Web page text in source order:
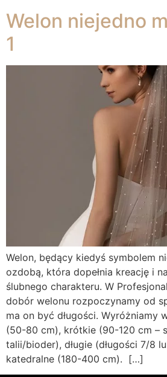
Welon niejedno
1
Welon, będący kiedyś symbolem
ozdobą, która dopełnia kreację i
ślubnego charakteru. W
dobór welonu rozpoczynamy od
ma on być długości. Wyróżniamy
(50-80 cm), krótkie (90-120 cm –
talii/bioder), długie (długości 7/8
katedralne (180-400 cm). […]